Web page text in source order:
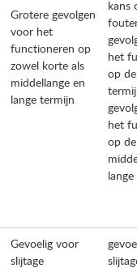
Grotere gevolgen
voor het
functioneren op
zowel korte als
middellange en
lange termijn
kans
het
op
het
op de
Gevoelig voor
slijtage